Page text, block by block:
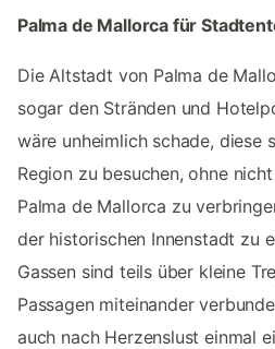
Palma de Mallorca für
Die Altstadt von Palma de
sogar den Stränden und
wäre unheimlich schade, diese
Region zu besuchen, ohne
Palma de Mallorca zu
der historischen Innenstadt zu
Gassen sind teils über kleine
Passagen miteinander
auch nach Herzenslust einmal